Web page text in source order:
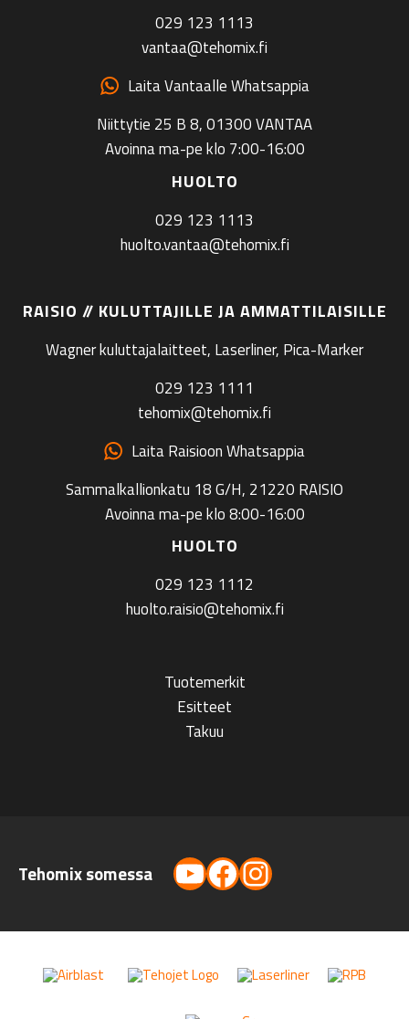
029 123 1113
vantaa@tehomix.fi
Laita Vantaalle Whatsappia
Niittytie 25 B 8, 01300 VANTAA
Avoinna ma-pe klo 7:00-16:00
HUOLTO
029 123 1113
huolto.vantaa@tehomix.fi
RAISIO // KULUTTAJILLE JA AMMATTILAISILLE
Wagner kuluttajalaitteet, Laserliner, Pica-Marker
029 123 1111
tehomix@tehomix.fi
Laita Raisioon Whatsappia
Sammalkallionkatu 18 G/H, 21220 RAISIO
Avoinna ma-pe klo 8:00-16:00
HUOLTO
029 123 1112
huolto.raisio@tehomix.fi
Tuotemerkit
Esitteet
Takuu
Tehomix somessa YouTube
Facebook
Instagram